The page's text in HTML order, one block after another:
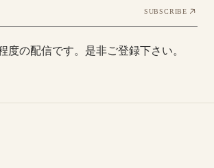
SUBSCRIBE
度の配信です。是非ご登録下さい。